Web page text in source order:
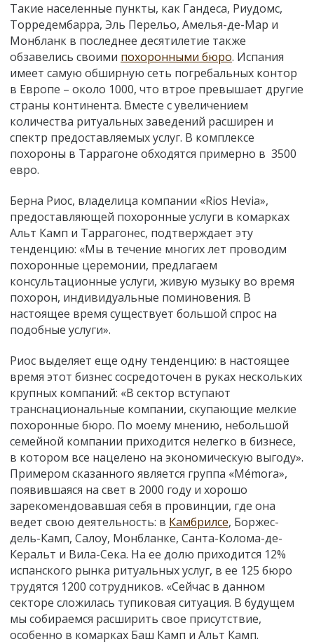
Такие населенные пункты, как Гандеса, Риудомс,
Торредембарра, Эль Перельо, Амелья-де-Мар и
Moнбланк в последнее десятилетие также
обзавелись своими похоронными бюро. Испания
имеет самую обширную сеть погребальных контор
в Европе – около 1000, что втрое превышает другие
страны континента. Вместе с увеличением
количества ритуальных заведений расширен и
спектр предоставляемых услуг. В комплексе
похороны в Таррагоне обходятся примерно в 3500
евро.
Берна Риос, владелица компании «Rios Hevia»,
предоставляющей похоронные услуги в комарках
Альт Камп и Таррагонес, подтверждает эту
тенденцию: «Мы в течение многих лет проводим
похоронные церемонии, предлагаем
консультационные услуги, живую музыку во время
похорон, индивидуальные поминовения. В
настоящее время существует большой спрос на
подобные услуги».
Риос выделяет еще одну тенденцию: в настоящее
время этот бизнес сосредоточен в руках нескольких
крупных компаний: «В сектор вступают
транснациональные компании, скупающие мелкие
похоронные бюро. По моему мнению, небольшой
семейной компании приходится нелегко в бизнесе,
в котором все нацелено на экономическую выгоду».
Примером сказанного является группа «Mémora»,
появившаяся на свет в 2000 году и хорошо
зарекомендовавшая себя в провинции, где она
ведет свою деятельность: в Камбрилсе, Боржес-
дель-Камп, Салоу, Монбланке, Санта-Колома-де-
Керальт и Вила-Сека. На ее долю приходится 12%
испанского рынка ритуальных услуг, в ее 125 бюро
трудятся 1200 сотрудников. «Сейчас в данном
секторе сложилась тупиковая ситуация. В будущем
мы собираемся расширить свое присутствие,
особенно в комарках Баш Камп и Альт Камп.